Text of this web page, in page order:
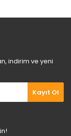
indirim ve yeni
Kayıt Ol